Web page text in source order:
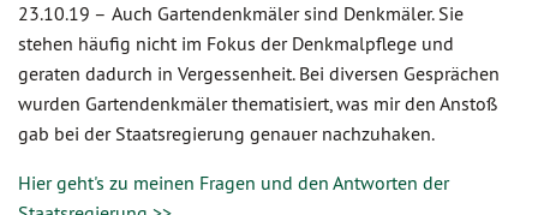
23.10.19 – Auch Gartendenkmäler sind Denkmäler. Sie
stehen häufig nicht im Fokus der Denkmalpflege und
geraten dadurch in Vergessenheit. Bei diversen Gesprächen
wurden Gartendenkmäler thematisiert, was mir den Anstoß
gab bei der Staatsregierung genauer nachzuhaken.
Hier geht's zu meinen Fragen und den Antworten der